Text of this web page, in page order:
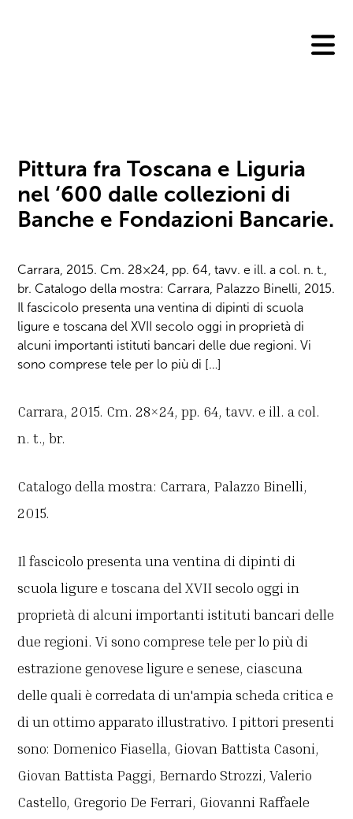
Pittura fra Toscana e Liguria
nel ‘600 dalle collezioni di
Banche e Fondazioni Bancarie.
Carrara, 2015. Cm. 28×24, pp. 64, tavv. e ill. a col. n. t.,
br. Catalogo della mostra: Carrara, Palazzo Binelli, 2015.
Il fascicolo presenta una ventina di dipinti di scuola
ligure e toscana del XVII secolo oggi in proprietà di
alcuni importanti istituti bancari delle due regioni. Vi
sono comprese tele per lo più di […]
Carrara, 2015. Cm. 28×24, pp. 64, tavv. e ill. a col.
n. t., br.
Catalogo della mostra: Carrara, Palazzo Binelli,
2015.
Il fascicolo presenta una ventina di dipinti di
scuola ligure e toscana del XVII secolo oggi in
proprietà di alcuni importanti istituti bancari delle
due regioni. Vi sono comprese tele per lo più di
estrazione genovese ligure e senese, ciascuna
delle quali è corredata di un'ampia scheda critica e
di un ottimo apparato illustrativo. I pittori presenti
sono: Domenico Fiasella, Giovan Battista Casoni,
Giovan Battista Paggi, Bernardo Strozzi, Valerio
Castello, Gregorio De Ferrari, Giovanni Raffaele